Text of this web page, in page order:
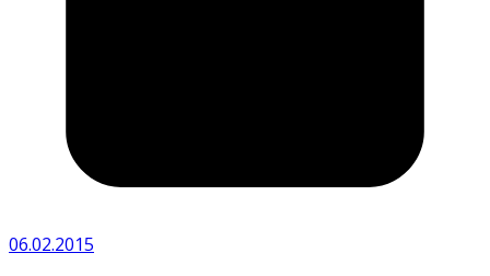
06.02.2015